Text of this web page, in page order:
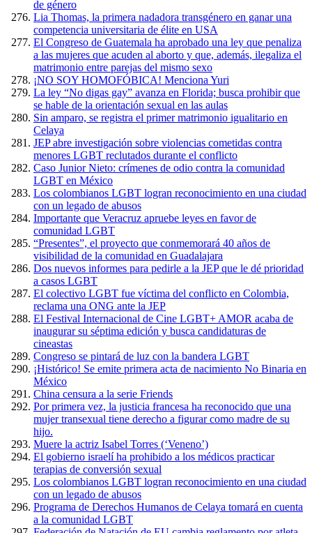
de género
Lia Thomas, la primera nadadora transgénero en ganar una
competencia universitaria de élite en USA
El Congreso de Guatemala ha aprobado una ley que penaliza
a las mujeres que acuden al aborto y que, además, ilegaliza el
matrimonio entre parejas del mismo sexo
¡NO SOY HOMOFÓBICA! Menciona Yuri
La ley “No digas gay” avanza en Florida; busca prohibir que
se hable de la orientación sexual en las aulas
Sin amparo, se registra el primer matrimonio igualitario en
Celaya
JEP abre investigación sobre violencias cometidas contra
menores LGBT reclutados durante el conflicto
Caso Junior Nieto: crímenes de odio contra la comunidad
LGBT en México
Los colombianos LGBT logran reconocimiento en una ciudad
con un legado de abusos
Importante que Veracruz apruebe leyes en favor de
comunidad LGBT
“Presentes”, el proyecto que conmemorará 40 años de
visibilidad de la comunidad en Guadalajara
Dos nuevos informes para pedirle a la JEP que le dé prioridad
a casos LGBT
El colectivo LGBT fue víctima del conflicto en Colombia,
reclama una ONG ante la JEP
El Festival Internacional de Cine LGBT+ AMOR acaba de
inaugurar su séptima edición y busca candidaturas de
cineastas
Congreso se pintará de luz con la bandera LGBT
¡Histórico! Se emite primera acta de nacimiento No Binaria en
México
China censura a la serie Friends
Por primera vez, la justicia francesa ha reconocido que una
mujer transexual tiene derecho a figurar como madre de su
hijo.
Muere la actriz Isabel Torres (‘Veneno’)
El gobierno israelí ha prohibido a los médicos practicar
terapias de conversión sexual
Los colombianos LGBT logran reconocimiento en una ciudad
con un legado de abusos
Programa de Derechos Humanos de Celaya tomará en cuenta
a la comunidad LGBT